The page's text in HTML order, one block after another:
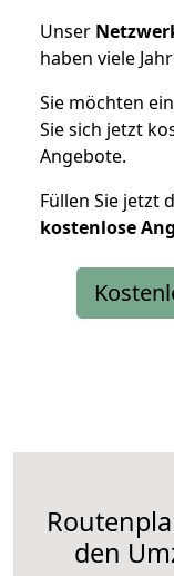
Unser
haben viele
Sie möchten
Sie sich jetzt
Angebote.
Füllen Sie jetzt
kostenlose
den